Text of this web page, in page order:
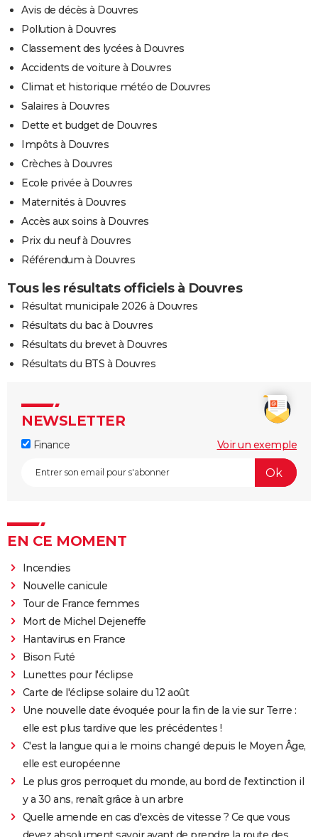
Avis de décès à Douvres
Pollution à Douvres
Classement des lycées à Douvres
Accidents de voiture à Douvres
Climat et historique météo de Douvres
Salaires à Douvres
Dette et budget de Douvres
Impôts à Douvres
Crèches à Douvres
Ecole privée à Douvres
Maternités à Douvres
Accès aux soins à Douvres
Prix du neuf à Douvres
Référendum à Douvres
Tous les résultats officiels à Douvres
Résultat municipale 2026 à Douvres
Résultats du bac à Douvres
Résultats du brevet à Douvres
Résultats du BTS à Douvres
NEWSLETTER
Finance Voir un exemple
EN CE MOMENT
Incendies
Nouvelle canicule
Tour de France femmes
Mort de Michel Dejeneffe
Hantavirus en France
Bison Futé
Lunettes pour l'éclipse
Carte de l'éclipse solaire du 12 août
Une nouvelle date évoquée pour la fin de la vie sur Terre :
elle est plus tardive que les précédentes !
C'est la langue qui a le moins changé depuis le Moyen Âge,
elle est européenne
Le plus gros perroquet du monde, au bord de l'extinction il
y a 30 ans, renaît grâce à un arbre
Quelle amende en cas d'excès de vitesse ? Ce que vous